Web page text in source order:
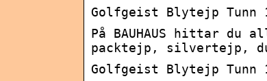
Golfgeist Blytejp Tunn
På BAUHAUS hittar
packtejp, silvertejp,
Golfgeist Blytejp Tunn